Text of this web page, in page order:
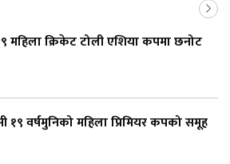
महिला क्रिकेट टोली एशिया कपमा छनोट
१९ वर्षमुनिको महिला प्रिमियर कपको समूह